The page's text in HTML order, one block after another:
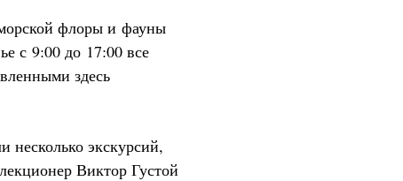
флоры и фауны
с 9:00 до 17:00 все
здесь
несколько экскурсий,
Виктор Густой